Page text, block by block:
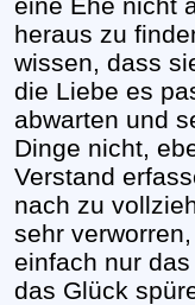
heraus zu
wissen, dass
die Liebe es
abwarten und
Dinge nicht,
Verstand
nach zu
sehr
einfach nur
das Glück